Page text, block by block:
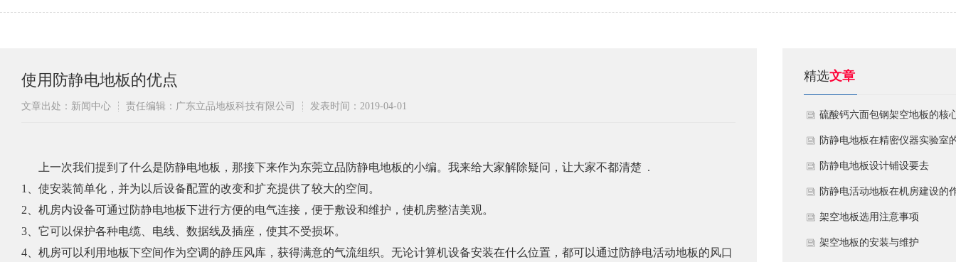
使用防静电地板的优点
文章出处：新闻中心 责任编辑：广东立品地板科技有限公司 发表时间：2019-04-01
上一次我们提到了什么是防静电地板，那接下来作为东莞立品防静电地板的小编。我来给大家解除疑问，让大家不都清楚 .
1、使安装简单化，并为以后设备配置的改变和扩充提供了较大的空间。
2、机房内设备可通过防静电地板下进行方便的电气连接，便于敷设和维护，使机房整洁美观。
3、它可以保护各种电缆、电线、数据线及插座，使其不受损坏。
4、机房可以利用地板下空间作为空调的静压风库，获得满意的气流组织。无论计算机设备安装在什么位置，都可以通过防静电活动地板的风口
精选文章
硫酸钙六面包钢架空地板的核
技术优势与防火安全价值
防静电地板在精密仪器实验室
定制化应用方案
​防静电地板设计铺设要去
防静电活动地板在机房建设的
用
​架空地板选用注意事项
​架空地板的安装与维护